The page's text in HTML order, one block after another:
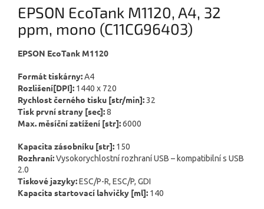
EPSON EcoTank M1120, A4, 32
ppm, mono (C11CG96403)
EPSON EcoTank M1120
Formát tiskárny:A4
Rozlišení[DPI]: 1440 x 720
Rychlost černého tisku [str/min]:32
Tisk první strany [sec]:8
Max. měsíční zatížení [str]:6000
Kapacita zásobníku [str]: 150
Rozhraní:Vysokorychlostní rozhraní USB – kompatibilní s USB
2.0
Tiskové jazyky:ESC/P-R, ESC/P, GDI
Kapacita startovací lahvičky [ml]: 140